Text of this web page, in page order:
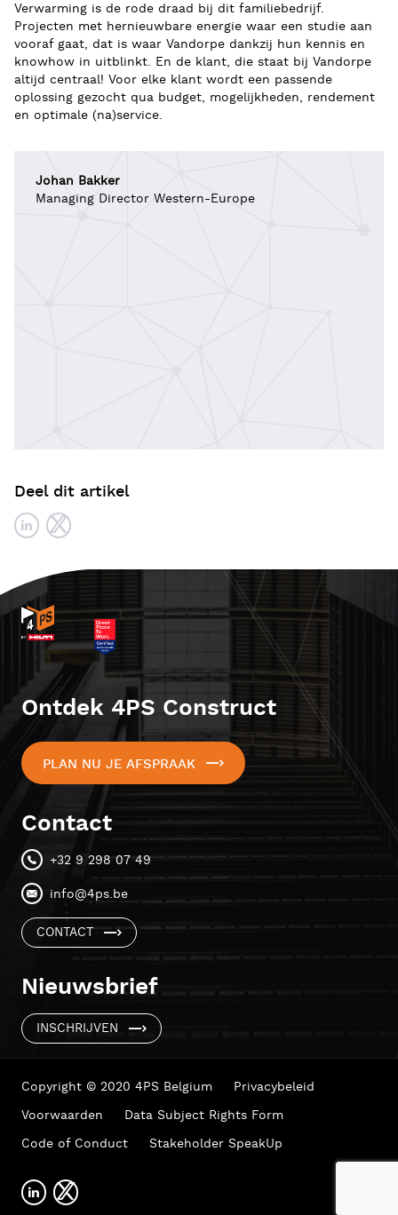
Verwarming is de rode draad bij dit familiebedrijf.
Projecten met hernieuwbare energie waar een studie aan
vooraf gaat, dat is waar Vandorpe dankzij hun kennis en
knowhow in uitblinkt. En de klant, die staat bij Vandorpe
altijd centraal! Voor elke klant wordt een passende
oplossing gezocht qua budget, mogelijkheden, rendement
en optimale (na)service.
Johan Bakker
Managing Director Western-Europe
Deel dit artikel
Ontdek 4PS Construct
PLAN NU JE AFSPRAAK
Contact
+32 9 298 07 49
info@4ps.be
CONTACT
Nieuwsbrief
INSCHRIJVEN
Copyright © 2020 4PS Belgium
Privacybeleid
Voorwaarden
Data Subject Rights Form
Code of Conduct
Stakeholder SpeakUp